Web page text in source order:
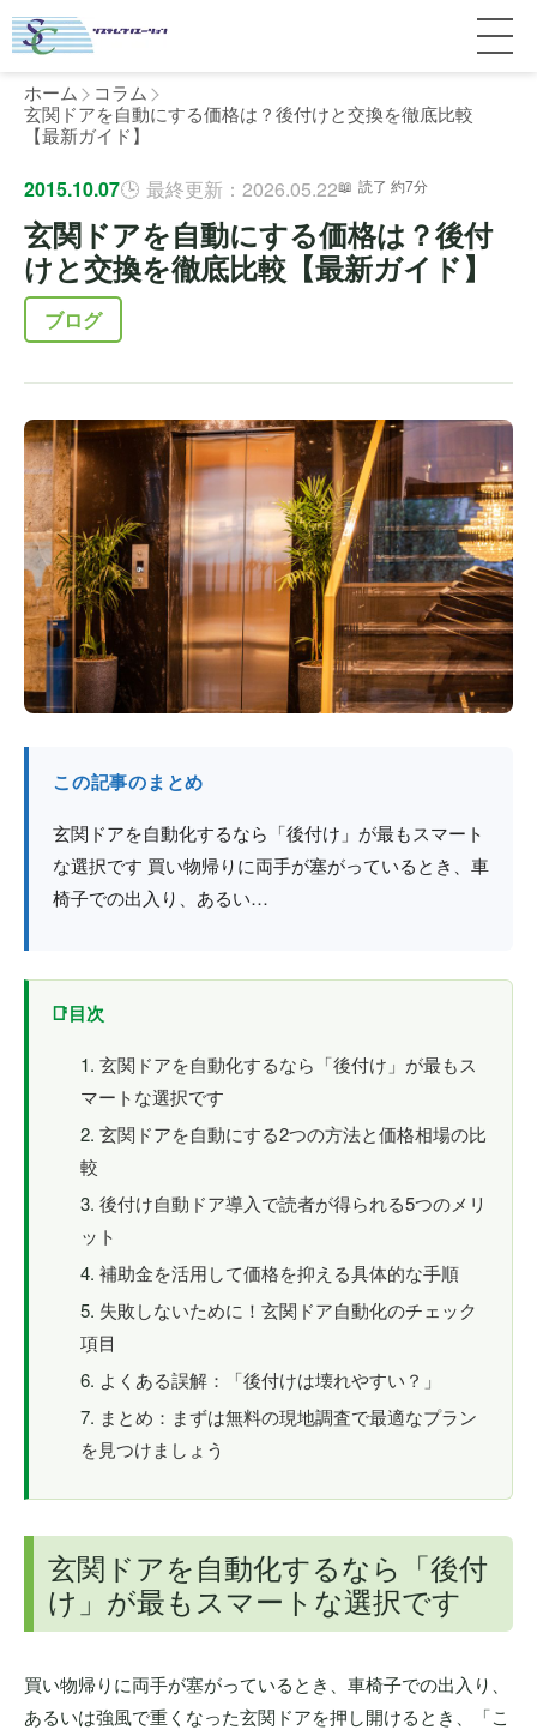
サービス紹介
料金
補助金
個人宅
マンション
ホテル
工場・倉庫
防火戸
全国対応について
神奈川
千葉
埼玉
茨城
栃木
関西エリア
施工事例
お客様の声
完全ガイド
製品比較
用語集
コラム
最新情報
個人のお客様へ
法人のお客様へ
ホーム
コラム
玄関ドアを自動にする価格は？後付けと交換を徹底比較
【最新ガイド】
2015.10.07 最終更新：2026.05.22 読了 約7分
玄関ドアを自動にする価格は？後付
けと交換を徹底比較【最新ガイド】
ブログ
この記事のまとめ
玄関ドアを自動化するなら「後付け」が最もスマート
な選択です 買い物帰りに両手が塞がっているとき、車
椅子での出入り、あるい…
目次
玄関ドアを自動化するなら「後付け」が最もス
マートな選択です
玄関ドアを自動にする2つの方法と価格相場の比
較
後付け自動ドア導入で読者が得られる5つのメリ
ット
補助金を活用して価格を抑える具体的な手順
失敗しないために！玄関ドア自動化のチェック
項目
よくある誤解：「後付けは壊れやすい？」
まとめ：まずは無料の現地調査で最適なプラン
を見つけましょう
玄関ドアを自動化するなら「後付
け」が最もスマートな選択です
買い物帰りに両手が塞がっているとき、車椅子での出入り、
あるいは強風で重くなった玄関ドアを押し開けるとき、「こ